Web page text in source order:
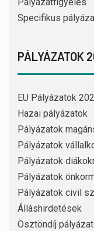
Specifikus
PÁLYÁZATOK
EU Pályázatok
Hazai pályázatok
Pályázatok
Pályázatok
Pályázatok
Pályázatok
Pályázatok civil
Álláshirdetések
Ösztöndíj